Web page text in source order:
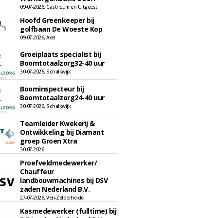
09-07-2026, Castricum en Uitgeest
Hoofd Greenkeeper bij
golfbaan De Woeste Kop
09-07-2026, Axel
Groeiplaats specialist bij
Boomtotaalzorg32-40 uur
30-07-2026, Schalkwijk
Boominspecteur bij
Boomtotaalzorg24-40 uur
30-07-2026, Schalkwijk
Teamleider Kwekerij &
Ontwikkeling bij Diamant
groep Groen Xtra
30-07-2026
Proefveldmedewerker/
Chauffeur
landbouwmachines bij DSV
zaden Nederland B.V.
27-07-2026, Ven-Zelderheide
Kasmedewerker (fulltime) bij